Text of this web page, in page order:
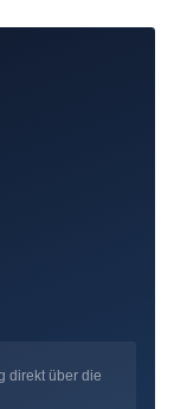
direkt über die